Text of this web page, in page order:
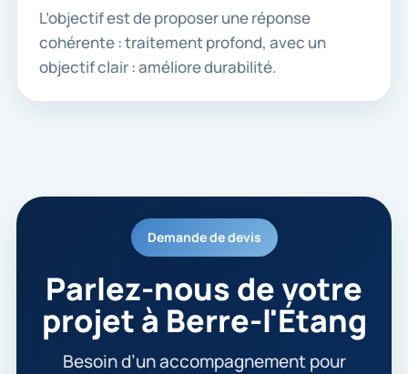
L’objectif est de proposer une réponse
cohérente : traitement profond, avec un
objectif clair : améliore durabilité.
Demande de devis
Parlez-nous de votre
projet à Berre-l'Étang
Besoin d’un accompagnement pour